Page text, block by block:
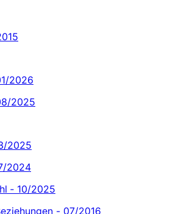
2026
2025
2025
2024
‐ 10/2025
- 07/2016